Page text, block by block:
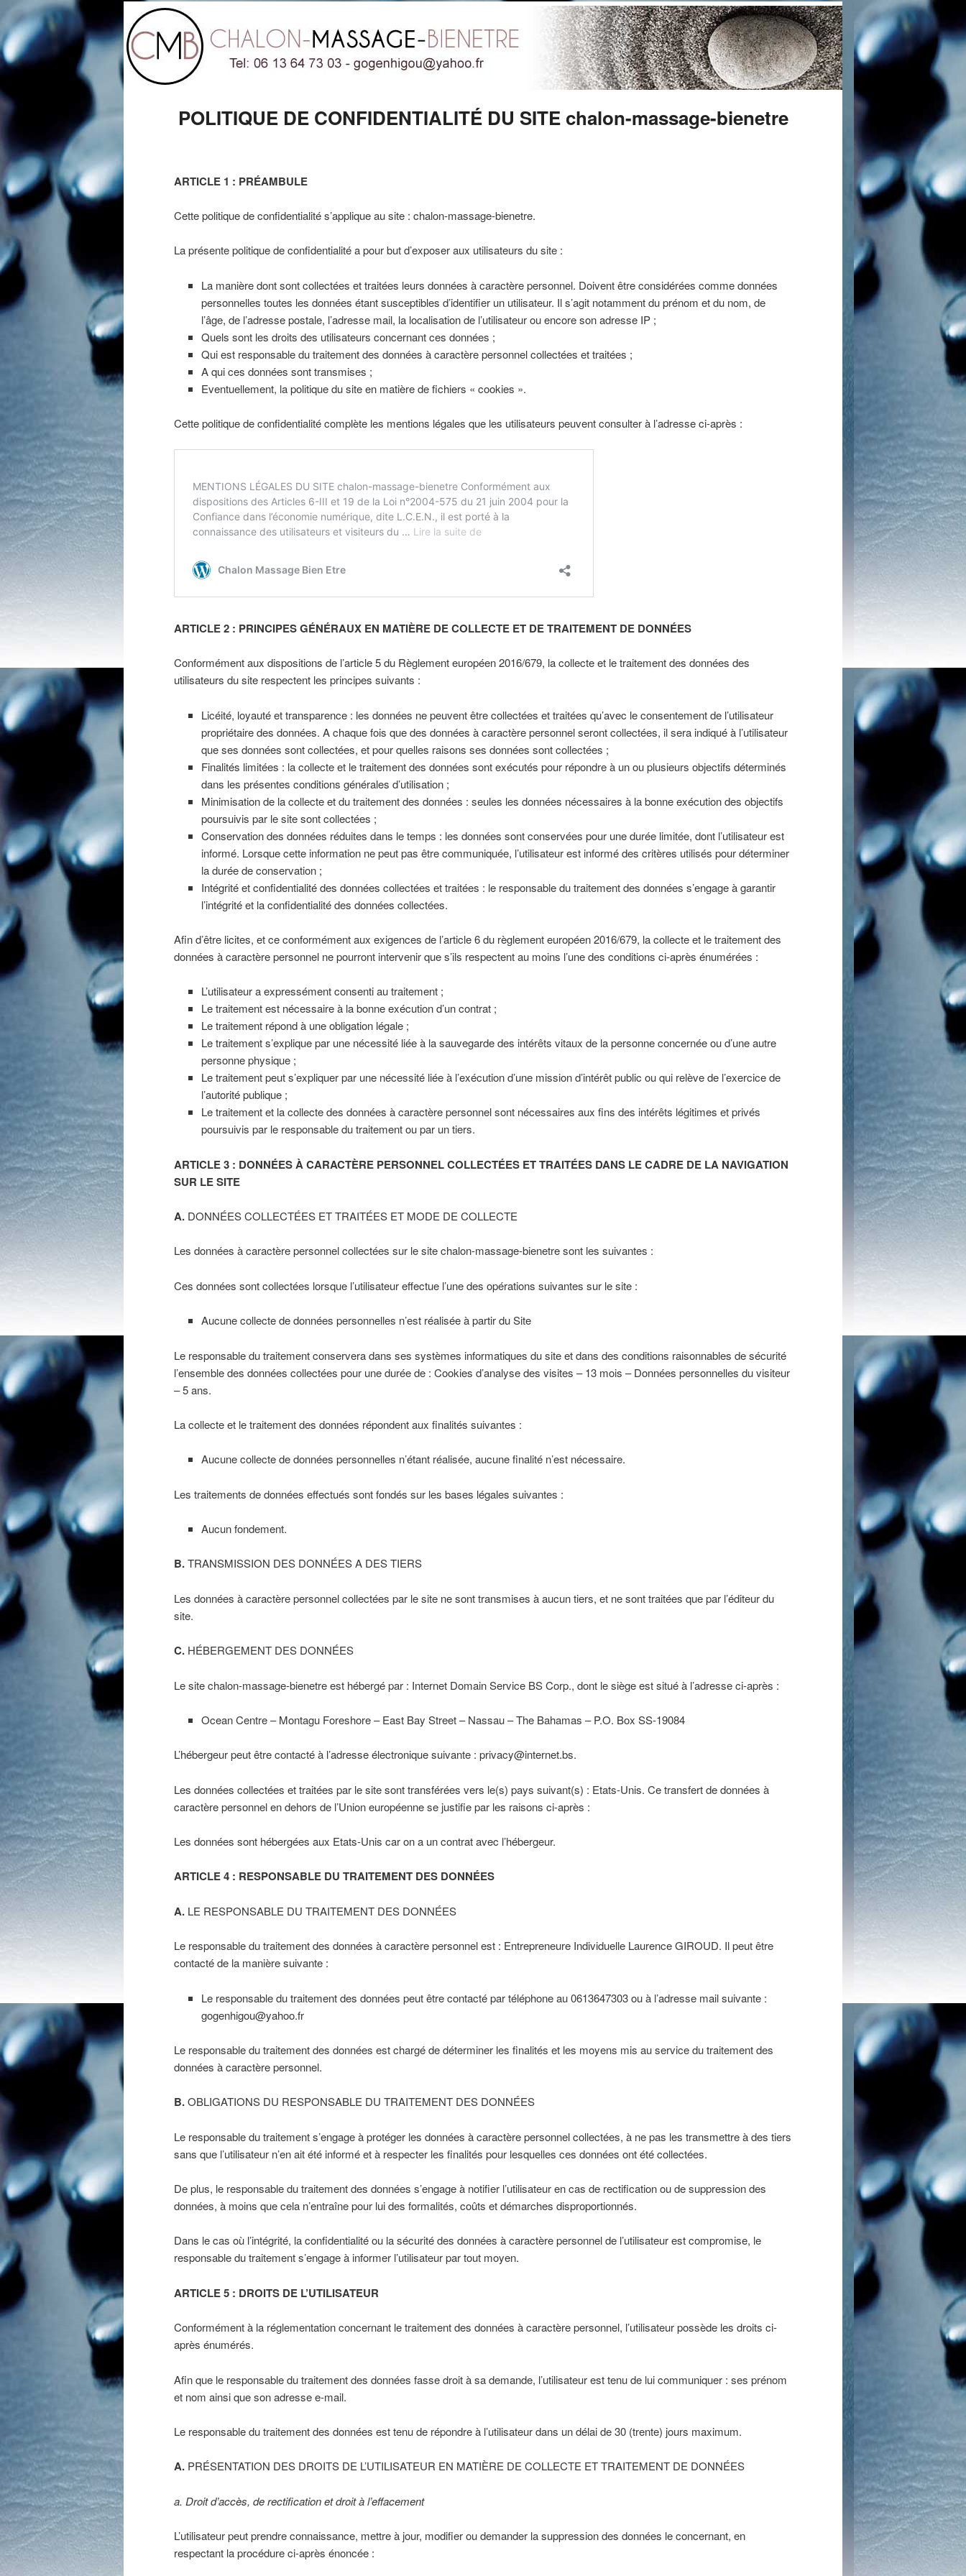
POLITIQUE DE CONFIDENTIALITÉ DU SITE chalon-massage-bienetre
ARTICLE 1 : PRÉAMBULE
Cette politique de confidentialité s’applique au site : chalon-massage-bienetre.
La présente politique de confidentialité a pour but d’exposer aux utilisateurs du site :
La manière dont sont collectées et traitées leurs données à caractère personnel. Doivent être considérées comme données
personnelles toutes les données étant susceptibles d’identifier un utilisateur. Il s’agit notamment du prénom et du nom, de
l’âge, de l’adresse postale, l’adresse mail, la localisation de l’utilisateur ou encore son adresse IP ;
Quels sont les droits des utilisateurs concernant ces données ;
Qui est responsable du traitement des données à caractère personnel collectées et traitées ;
A qui ces données sont transmises ;
Eventuellement, la politique du site en matière de fichiers « cookies ».
Cette politique de confidentialité complète les mentions légales que les utilisateurs peuvent consulter à l’adresse ci-après :
ARTICLE 2 : PRINCIPES GÉNÉRAUX EN MATIÈRE DE COLLECTE ET DE TRAITEMENT DE DONNÉES
Conformément aux dispositions de l’article 5 du Règlement européen 2016/679, la collecte et le traitement des données des
utilisateurs du site respectent les principes suivants :
Licéité, loyauté et transparence : les données ne peuvent être collectées et traitées qu’avec le consentement de l’utilisateur
propriétaire des données. A chaque fois que des données à caractère personnel seront collectées, il sera indiqué à l’utilisateur
que ses données sont collectées, et pour quelles raisons ses données sont collectées ;
Finalités limitées : la collecte et le traitement des données sont exécutés pour répondre à un ou plusieurs objectifs déterminés
dans les présentes conditions générales d’utilisation ;
Minimisation de la collecte et du traitement des données : seules les données nécessaires à la bonne exécution des objectifs
poursuivis par le site sont collectées ;
Conservation des données réduites dans le temps : les données sont conservées pour une durée limitée, dont l’utilisateur est
informé. Lorsque cette information ne peut pas être communiquée, l’utilisateur est informé des critères utilisés pour déterminer
la durée de conservation ;
Intégrité et confidentialité des données collectées et traitées : le responsable du traitement des données s’engage à garantir
l’intégrité et la confidentialité des données collectées.
Afin d’être licites, et ce conformément aux exigences de l’article 6 du règlement européen 2016/679, la collecte et le traitement des
données à caractère personnel ne pourront intervenir que s’ils respectent au moins l’une des conditions ci-après énumérées :
L’utilisateur a expressément consenti au traitement ;
Le traitement est nécessaire à la bonne exécution d’un contrat ;
Le traitement répond à une obligation légale ;
Le traitement s’explique par une nécessité liée à la sauvegarde des intérêts vitaux de la personne concernée ou d’une autre
personne physique ;
Le traitement peut s’expliquer par une nécessité liée à l’exécution d’une mission d’intérêt public ou qui relève de l’exercice de
l’autorité publique ;
Le traitement et la collecte des données à caractère personnel sont nécessaires aux fins des intérêts légitimes et privés
poursuivis par le responsable du traitement ou par un tiers.
ARTICLE 3 : DONNÉES À CARACTÈRE PERSONNEL COLLECTÉES ET TRAITÉES DANS LE CADRE DE LA NAVIGATION
SUR LE SITE
A. DONNÉES COLLECTÉES ET TRAITÉES ET MODE DE COLLECTE
Les données à caractère personnel collectées sur le site chalon-massage-bienetre sont les suivantes :
Ces données sont collectées lorsque l’utilisateur effectue l’une des opérations suivantes sur le site :
Aucune collecte de données personnelles n’est réalisée à partir du Site
Le responsable du traitement conservera dans ses systèmes informatiques du site et dans des conditions raisonnables de sécurité
l’ensemble des données collectées pour une durée de : Cookies d’analyse des visites – 13 mois – Données personnelles du visiteur
– 5 ans.
La collecte et le traitement des données répondent aux finalités suivantes :
Aucune collecte de données personnelles n’étant réalisée, aucune finalité n’est nécessaire.
Les traitements de données effectués sont fondés sur les bases légales suivantes :
Aucun fondement.
B.TRANSMISSION DES DONNÉES A DES TIERS
Les données à caractère personnel collectées par le site ne sont transmises à aucun tiers, et ne sont traitées que par l’éditeur du
site.
C. HÉBERGEMENT DES DONNÉES
Le site chalon-massage-bienetre est hébergé par : Internet Domain Service BS Corp., dont le siège est situé à l’adresse ci-après :
Ocean Centre – Montagu Foreshore – East Bay Street – Nassau – The Bahamas – P.O. Box SS-19084
L’hébergeur peut être contacté à l’adresse électronique suivante : privacy@internet.bs.
Les données collectées et traitées par le site sont transférées vers le(s) pays suivant(s) : Etats-Unis. Ce transfert de données à
caractère personnel en dehors de l’Union européenne se justifie par les raisons ci-après :
Les données sont hébergées aux Etats-Unis car on a un contrat avec l’hébergeur.
ARTICLE 4 : RESPONSABLE DU TRAITEMENT DES DONNÉES
A. LE RESPONSABLE DU TRAITEMENT DES DONNÉES
Le responsable du traitement des données à caractère personnel est : Entrepreneure Individuelle Laurence GIROUD. Il peut être
contacté de la manière suivante :
Le responsable du traitement des données peut être contacté par téléphone au 0613647303 ou à l’adresse mail suivante :
gogenhigou@yahoo.fr
Le responsable du traitement des données est chargé de déterminer les finalités et les moyens mis au service du traitement des
données à caractère personnel.
B.OBLIGATIONS DU RESPONSABLE DU TRAITEMENT DES DONNÉES
Le responsable du traitement s’engage à protéger les données à caractère personnel collectées, à ne pas les transmettre à des tiers
sans que l’utilisateur n’en ait été informé et à respecter les finalités pour lesquelles ces données ont été collectées.
De plus, le responsable du traitement des données s’engage à notifier l’utilisateur en cas de rectification ou de suppression des
données, à moins que cela n’entraîne pour lui des formalités, coûts et démarches disproportionnés.
Dans le cas où l’intégrité, la confidentialité ou la sécurité des données à caractère personnel de l’utilisateur est compromise, le
responsable du traitement s’engage à informer l’utilisateur par tout moyen.
ARTICLE 5 : DROITS DE L’UTILISATEUR
Conformément à la réglementation concernant le traitement des données à caractère personnel, l’utilisateur possède les droits ci-
après énumérés.
Afin que le responsable du traitement des données fasse droit à sa demande, l’utilisateur est tenu de lui communiquer : ses prénom
et nom ainsi que son adresse e-mail.
Le responsable du traitement des données est tenu de répondre à l’utilisateur dans un délai de 30 (trente) jours maximum.
A. PRÉSENTATION DES DROITS DE L’UTILISATEUR EN MATIÈRE DE COLLECTE ET TRAITEMENT DE DONNÉES
a. Droit d’accès, de rectification et droit à l’effacement
L’utilisateur peut prendre connaissance, mettre à jour, modifier ou demander la suppression des données le concernant, en
respectant la procédure ci-après énoncée :